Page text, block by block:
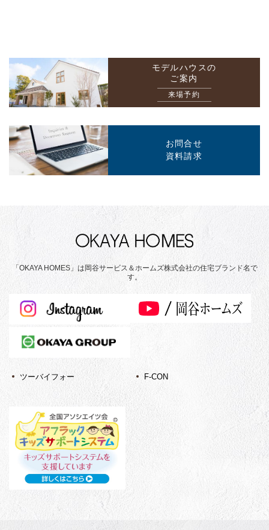
モデルハウスの
ご案内
来場予約
お問合せ
資料請求
「OKAYA HOMES」は岡谷サービス＆ホームズ株式会社の住宅ブランド名で
す。
ツーバイフォー F-CON